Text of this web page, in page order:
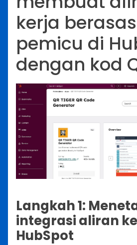
kerja
pemicu di
dengan kod
Langkah 1:
integrasi aliran
HubSpot